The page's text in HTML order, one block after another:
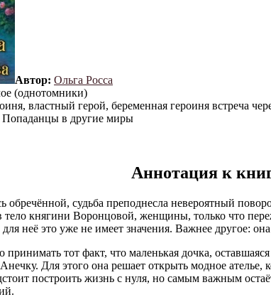
Автор: Ольга Росса
(однотомники)
властный герой, беременная героиня встреча
Попаданцы в другие миры
Аннотация к
обречённой, судьба преподнесла невероятный
тело княгини Воронцовой, женщины, только что
неё это уже не имеет значения. Важнее другое:
тот факт, что маленькая дочка,
Для этого она решает открыть модное
построить жизнь с нуля, но самым важным